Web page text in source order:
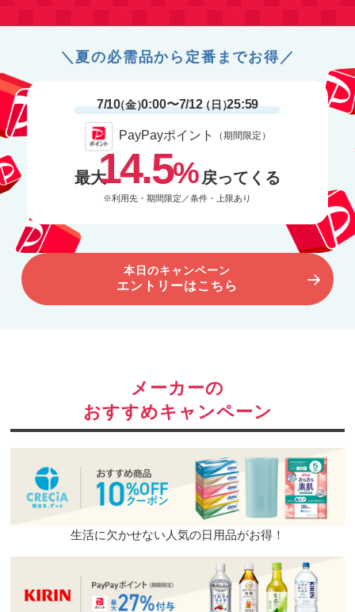
＼夏の必需品から定番までお得／
7/10（金）0:00〜7/12（日）25:59
PayPayポイント （期間限定）
最大14.5% 戻ってくる
※利用先・期間限定／条件・上限あり
本日のキャンペーン
エントリーはこちら
メーカーの
おすすめキャンペーン
生活に欠かせない人気の日用品がお得！